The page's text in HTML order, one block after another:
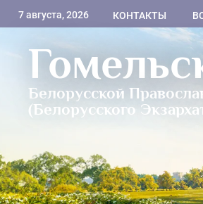
7 августа, 2026 КОНТАКТЫ
Белорусской
(Белорусского